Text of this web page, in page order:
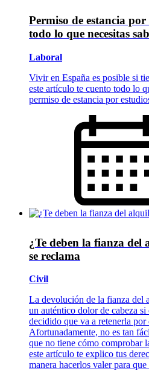
Permiso de estancia
todo lo que necesitas
Laboral
Vivir en España es posible si
este artículo te cuento todo lo
permiso de estancia por
¿Te deben la fianza del
se reclama
Civil
La devolución de la fianza del
un auténtico dolor de cabeza si
decidido que va a retenerla
Afortunadamente, no es tan
que no tiene cómo comprobar
este artículo te explico tus
manera hacerlos valer para